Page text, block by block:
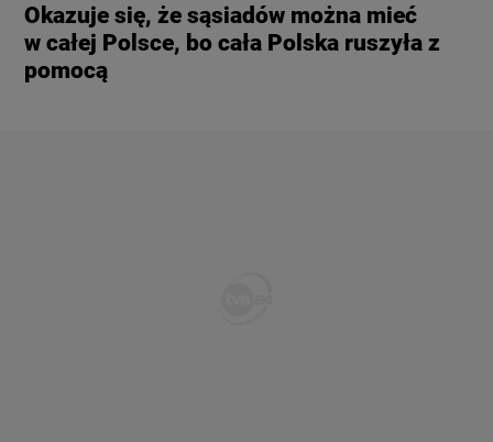
Okazuje się, że sąsiadów można mieć
w całej Polsce, bo cała Polska ruszyła z
pomocą